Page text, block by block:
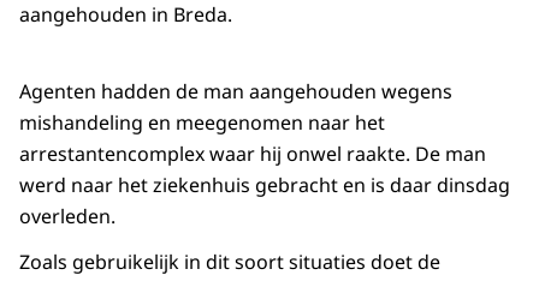
aangehouden in Breda.
Agenten hadden de man aangehouden wegens
mishandeling en meegenomen naar het
arrestantencomplex waar hij onwel raakte. De man
werd naar het ziekenhuis gebracht en is daar dinsdag
overleden.
Zoals gebruikelijk in dit soort situaties doet de